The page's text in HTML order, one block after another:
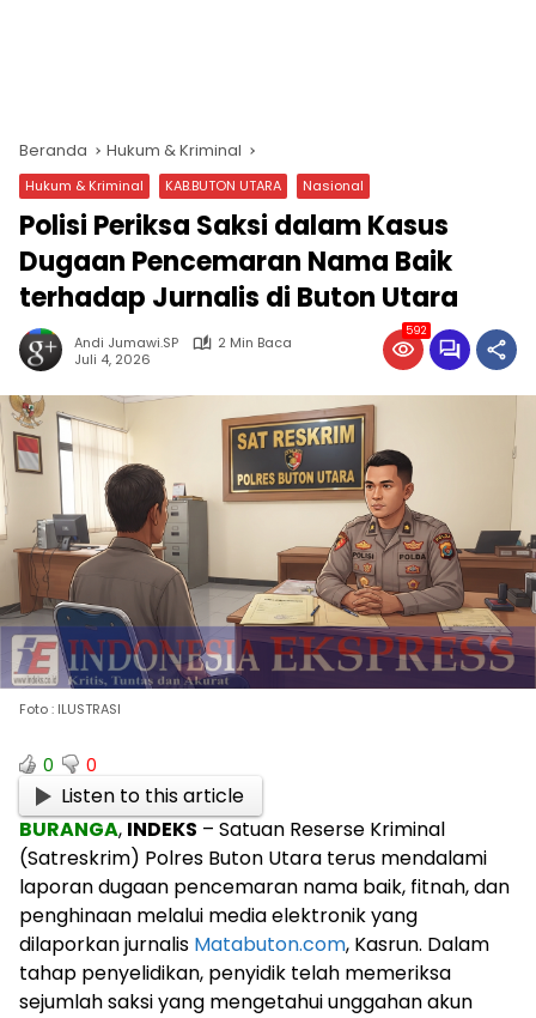
Beranda Hukum & Kriminal
Hukum & Kriminal KAB.BUTON UTARA Nasional
Polisi Periksa Saksi dalam Kasus
Dugaan Pencemaran Nama Baik
terhadap Jurnalis di Buton Utara
Andi Jumawi.SP
2 Min Baca
Juli 4, 2026
592
Foto : ILUSTRASI
0 0
Listen to this article
BURANGA, INDEKS – Satuan Reserse Kriminal
(Satreskrim) Polres Buton Utara terus mendalami
laporan dugaan pencemaran nama baik, fitnah, dan
penghinaan melalui media elektronik yang
dilaporkan jurnalis Matabuton.com, Kasrun. Dalam
tahap penyelidikan, penyidik telah memeriksa
sejumlah saksi yang mengetahui unggahan akun